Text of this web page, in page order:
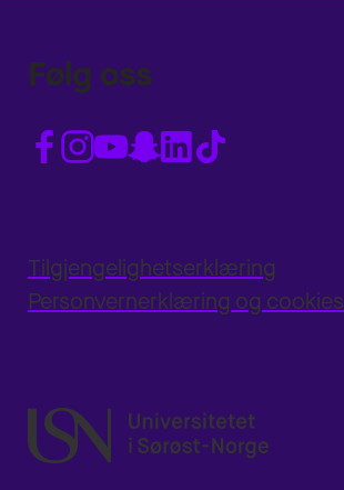
Følg oss
Tilgjengelighetserklæring
Personvernerklæring og cookies